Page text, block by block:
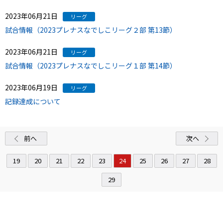
2023年06月21日 リーグ
試合情報（2023プレナスなでしこリーグ２部 第13節）
2023年06月21日 リーグ
試合情報（2023プレナスなでしこリーグ１部 第14節）
2023年06月19日 リーグ
記録達成について
前へ
19 20 21 22 23 24 25 26 27
28
29
次へ